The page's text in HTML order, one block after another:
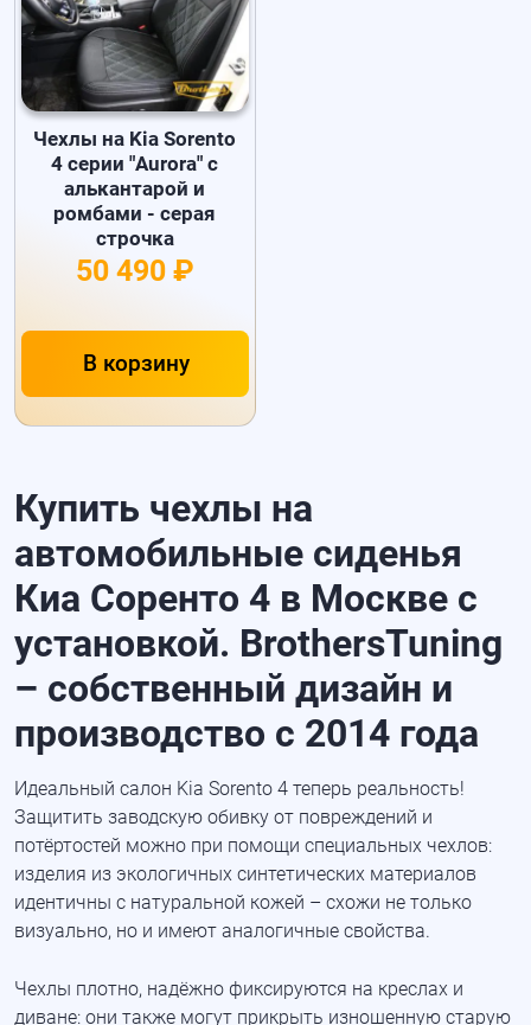
Чехлы на Kia Sorento
4 серии "Aurora" с
алькантарой и
ромбами - серая
строчка
50 490 ₽
В корзину
Купить чехлы на
автомобильные сиденья
Киа Соренто 4 в Москве c
установкой. BrothersTuning
– собственный дизайн и
производство с 2014 года
Идеальный салон Kia Sorento 4 теперь реальность!
Защитить заводскую обивку от повреждений и
потёртостей можно при помощи специальных чехлов:
изделия из экологичных синтетических материалов
идентичны с натуральной кожей – схожи не только
визуально, но и имеют аналогичные свойства.
Чехлы плотно, надёжно фиксируются на креслах и
диване: они также могут прикрыть изношенную старую